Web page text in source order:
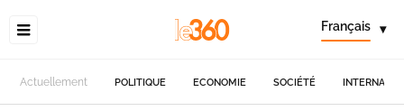
Français ▾
Actuellement POLITIQUE ECONOMIE SOCIÉTÉ